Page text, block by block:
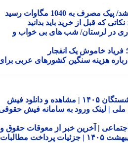
مگاوات رسید
که قبل از خرید باید بدانید
در لرستان/ شب های بی خواب و
خاموش یک انفجار
هزینه سنگین کشورهای عربی برای
دریافت فیش حقوقی بازنشستگان ۱۴۰۵ | مشاهده و دانلود فیش
| لینک ورود به سامانه فیش حقوقی
| آخرین خبر از معوقات حقوق و
مابه التفاوت فروردین و اردیبهشت ۱۴۰۵ | جزئیات پرداخت مطالبات